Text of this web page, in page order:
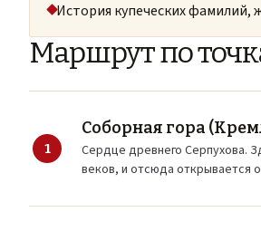
История купеческих фамилий,
Маршрут по
1
Соборная гора
Сердце древнего Серпухова.
веков, и отсюда открывается